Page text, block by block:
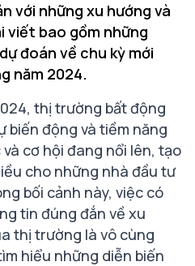
với những xu hướng và
viết bao gồm những
đoán về chu kỳ mới
năm 2024.
thị trường bất động
biến động và tiềm năng
cơ hội đang nổi lên, tạo
cho những nhà đầu tư
bối cảnh này, việc có
tin đúng đắn về xu
thị trường là vô cùng
hiểu những diễn biến